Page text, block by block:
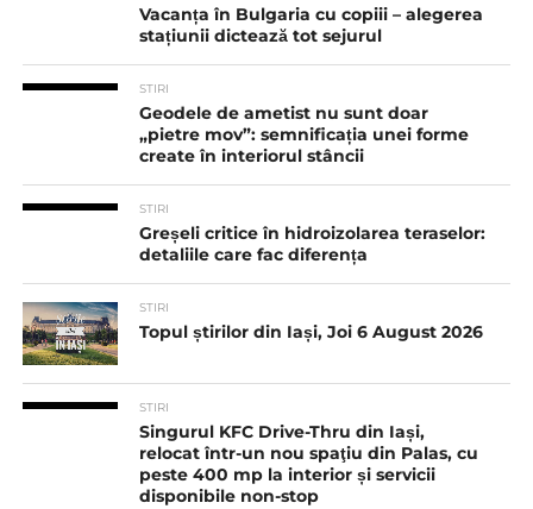
Vacanța în Bulgaria cu copiii – alegerea
stațiunii dictează tot sejurul
STIRI
Geodele de ametist nu sunt doar
„pietre mov”: semnificația unei forme
create în interiorul stâncii
STIRI
Greșeli critice în hidroizolarea teraselor:
detaliile care fac diferența
STIRI
Topul știrilor din Iași, Joi 6 August 2026
STIRI
Singurul KFC Drive-Thru din Iași,
relocat într-un nou spaţiu din Palas, cu
peste 400 mp la interior și servicii
disponibile non-stop